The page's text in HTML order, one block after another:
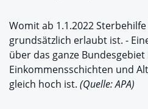
Womit ab 1.1.2022
grundsätzlich erlaubt ist. -
über das ganze
Einkommensschichten und
gleich hoch ist. (Quelle: APA)